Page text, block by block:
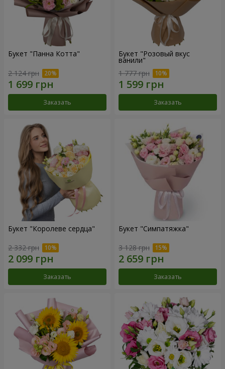
Букет "Панна Котта"
2 124 грн
Заказать
Букет "Розовый вкус
ванили"
1 777 грн
Заказать
Букет "Королеве сердца"
2 332 грн
Заказать
Букет "Симпатяжка"
3 128 грн
Заказать